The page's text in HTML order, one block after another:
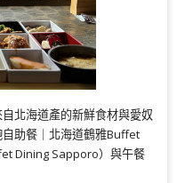
北海道產的新鮮食材與愛奴
助餐｜北海道鶴雅Buffet
Dining Sapporo）與午餐